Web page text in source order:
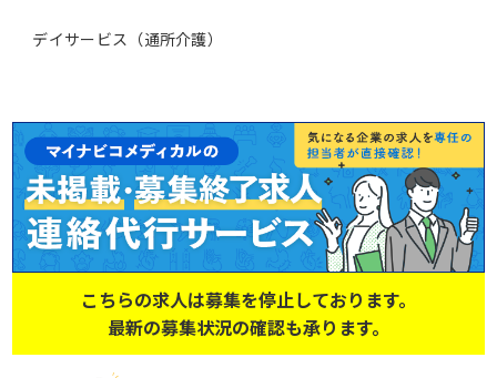
デイサービス（通所介護）
こちらの求人は募集を停止しております。
最新の募集状況の確認も承ります。